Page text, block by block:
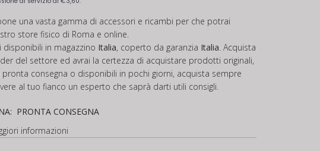
una vasta gamma di accessori e ricambi per che potrai
store fisico di Roma e online.
disponibili in magazzino Italia, coperto da garanzia Italia. Acquista
del settore ed avrai la certezza di acquistare prodotti originali,
pronta consegna o disponibili in pochi giorni, acquista sempre
al tuo fianco un esperto che saprà darti utili consigli.
PRONTA CONSEGNA
informazioni